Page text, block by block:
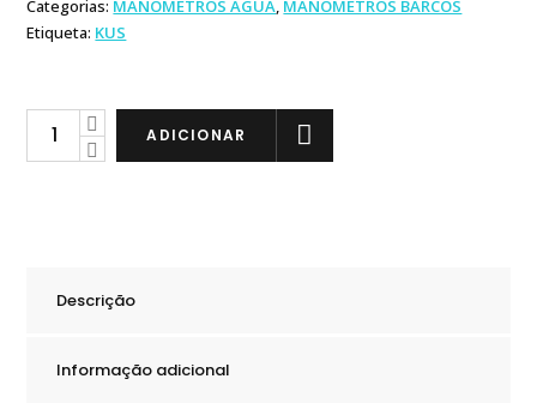
Categorias: MANÓMETROS ÁGUA, MANÓMETROS BARCOS
Etiqueta: KUS
KUS
Manómetro
quantity
ADICIONAR
Descrição
Informação adicional